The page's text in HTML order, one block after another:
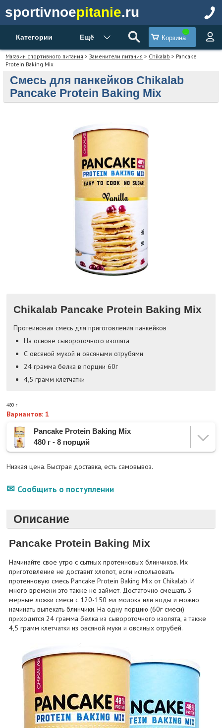
sportivnoepitanie.ru
Категории Ещё Корзина
Магазин спортивного питания >Заменители питания > Chikalab > Pancake
Protein Baking Mix
Смесь для панкейков Chikalab
Pancake Protein Baking Mix
Chikalab Pancake Protein Baking Mix
Протеиновая смесь для приготовления панкейков
На основе сывороточного изолята
С овсяной мукой и овсяными отрубями
24 грамма белка в порции 60г
4,5 грамм клетчатки
480 г
Вариантов: 1
Pancake Protein Baking Mix
480 г - 8 порций
Низкая цена. Быстрая доставка, есть самовывоз.
Сообщить о поступлении
Описание
Pancake Protein Baking Mix
Начинайте свое утро с сытных протеиновых блинчиков. Их
приготовление не доставит хлопот, если использовать
протеиновую смесь Pancake Protein Baking Mix от Chikalab. И
много времени это также не займет. Достаточно смешать 3
мерные ложки смеси с 120-150 мл молока или воды и можно
начинать выпекать блинчики. На одну порцию (60г смеси)
приходится 24 грамма белка из сывороточного изолята, а также
4,5 грамм клетчатки из овсяной муки и овсяных отрубей.